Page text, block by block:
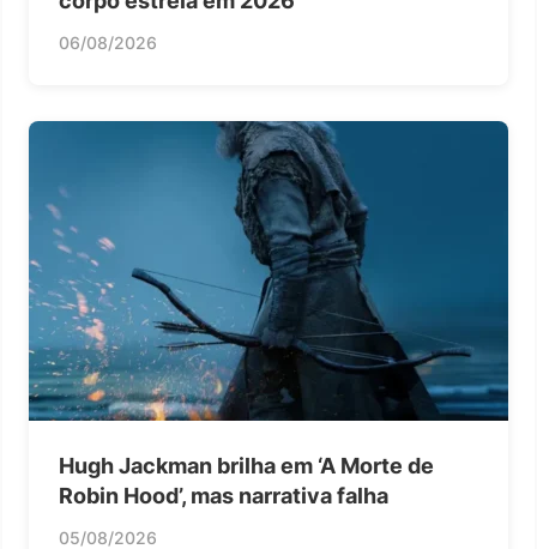
06/08/2026
Hugh Jackman brilha em ‘A Morte de
Robin Hood’, mas narrativa falha
05/08/2026